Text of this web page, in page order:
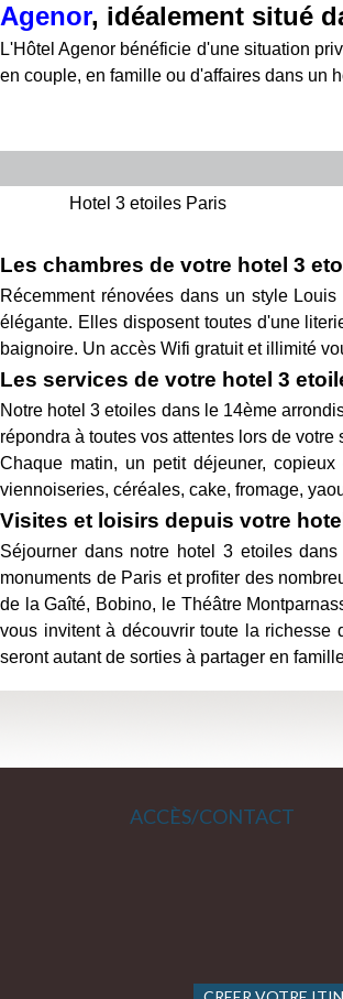
Agenor, idéalement situé
L'Hôtel Agenor bénéficie d'une situation
en couple, en famille ou d'affaires dans un
Hotel 3 etoiles Paris
Les chambres de votre hotel 3
Récemment rénovées dans un style
élégante. Elles disposent toutes d'une
baignoire. Un accès Wifi gratuit et illimité
Les services de votre hotel 3
Notre hotel 3 etoiles dans le 14ème
répondra à toutes vos attentes lors de
Chaque matin, un petit déjeuner,
viennoiseries, céréales, cake, fromage,
Visites et loisirs depuis votre
Séjourner dans notre hotel 3 etoiles
monuments de Paris et profiter des
de la Gaîté, Bobino, le Théâtre
vous invitent à découvrir toute la richesse
seront autant de sorties à partager en
ACCÈS/CONTACT